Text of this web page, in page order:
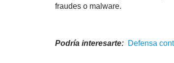
fraudes o malware.
Podría interesarte: Defensa